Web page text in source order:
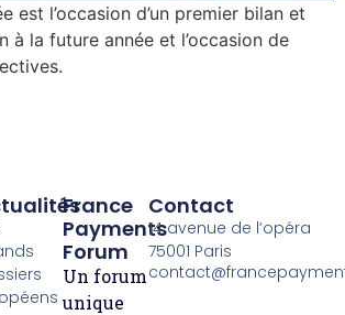
est l’occasion d’un premier bilan et
à la future année et l’occasion de
France
Payments
Forum
Un forum
unique
Contact
14 avenue de l’opéra
75001 Paris